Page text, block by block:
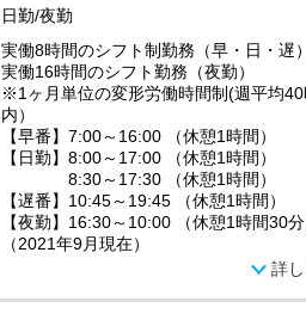
日勤/夜勤
実働8時間のシフト制勤務（早・日・遅
実働16時間のシフト勤務（夜勤）
※1ヶ月単位の変形労働時間制(週平均40
内）
【早番】7:00～16:00 （休憩1時間）
【日勤】8:00～17:00 （休憩1時間）
8:30～17:30 （休憩1時間）
【遅番】10:45～19:45 （休憩1時間）
【夜勤】16:30～10:00 （休憩1時間30分
（2021年9月現在）
詳